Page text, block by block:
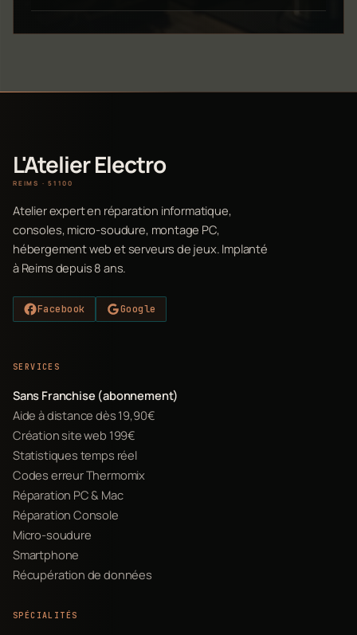
L'Atelier Electro
REIMS · 51100
Atelier expert en réparation informatique,
consoles, micro-soudure, montage PC,
hébergement web et serveurs de jeux. Implanté
à Reims depuis 8 ans.
Facebook Google
SERVICES
Sans Franchise (abonnement)
Aide à distance dès 19,90€
Création site web 199€
Statistiques temps réel
Codes erreur Thermomix
Réparation PC & Mac
Réparation Console
Micro-soudure
Smartphone
Récupération de données
SPÉCIALITÉS